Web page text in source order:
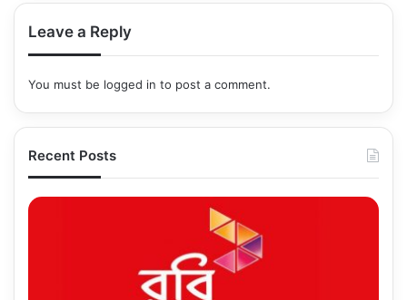
Leave a Reply
You must be logged in to post a comment.
Recent Posts